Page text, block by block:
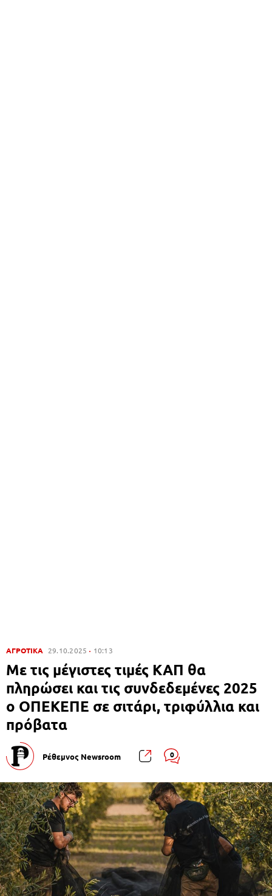
ΑΓΡΟΤΙΚΑ 29.10.2025 10:13
Με τις μέγιστες τιμές ΚΑΠ θα
πληρώσει και τις συνδεδεμένες 2025
ο ΟΠΕΚΕΠΕ σε σιτάρι, τριφύλλια και
πρόβατα
Ρέθεμνος Newsroom 0